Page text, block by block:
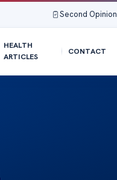
Second Opinion
HEALTH
ARTICLES
CONTACT